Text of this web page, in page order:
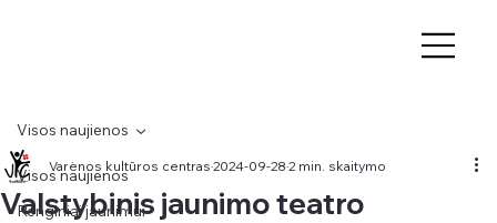
Visos naujienos
Renginiai jaunimui
Visos naujienos
Valstybinis jaunimo teatro
Varėnos kultūros centras 2024-09-28 2 min. skaitymo